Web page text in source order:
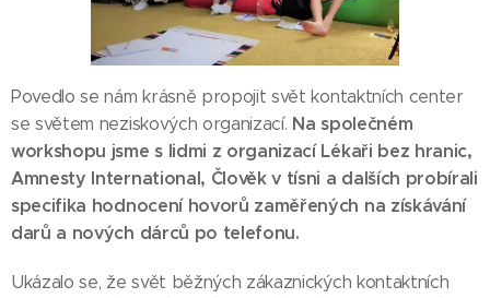
Povedlo se nám krásně propojit svět kontaktních center
se světem neziskových organizací. Na společném
workshopu jsme s lidmi z organizací Lékaři bez hranic,
Amnesty International, Člověk v tísni a dalších probírali
specifika hodnocení hovorů zaměřených na získávání
darů a nových dárců po telefonu.
Ukázalo se, že svět běžných zákaznických kontaktních